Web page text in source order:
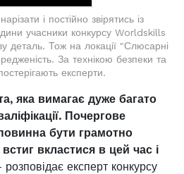
і постійно звірятись із
учасники конкурсу Worldskills
деталь. Тож на локації "Слюсарні
За технікою безпеки та
експерти.
яка вимагає дуже багато
Почергове
бути грамотно
вкластися в цей час і
розповідає експерт конкурсу